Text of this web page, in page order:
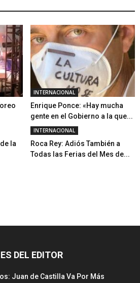
INTERNACIONAL
Enrique Ponce: «Hay mucha
gente en el Gobierno a la que...
la
INTERNACIONAL
Roca Rey: Adiós También a
Todas las Ferias del Mes de...
DEL EDITOR
Juan de Castilla Va Por Más